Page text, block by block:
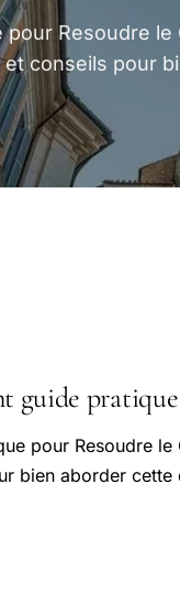
pour Resoudre
conseils pour
guide
pour Resoudre
bien aborder cette